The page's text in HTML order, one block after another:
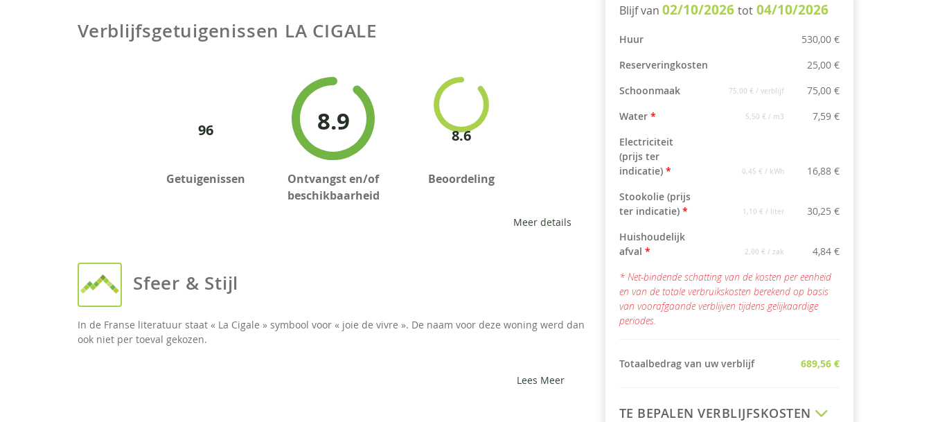
Verblijfsgetuigenissen LA CIGALE
96
Getuigenissen
8.9
Ontvangst en/of
beschikbaarheid
8.6
Beoordeling
Meer details
Sfeer & Stijl
In de Franse literatuur staat « La Cigale » symbool voor « joie de vivre ». De naam voor deze woning werd dan
ook niet per toeval gekozen.
Lees Meer
Blijf van 02/10/2026 tot 04/10/2026
Huur
530,00 €
Reserveringkosten
25,00 €
Schoonmaak
75,00 € / verblijf
75,00 €
Water * 5,50 € / m3
7,59 €
Electriciteit
(prijs ter
indicatie) * 0,45 € / kWh
16,88 €
Stookolie (prijs
ter indicatie) * 1,10 € / liter
30,25 €
Huishoudelijk
afval * 2,00 € / zak
4,84 €
* Net-bindende schatting van de kosten per eenheid
en van de totale verbruikskosten berekend op basis
van voorafgaande verblijven tijdens gelijkaardige
periodes.
Totaalbedrag van uw verblijf 689,56 €
TE BEPALEN VERBLIJFSKOSTEN